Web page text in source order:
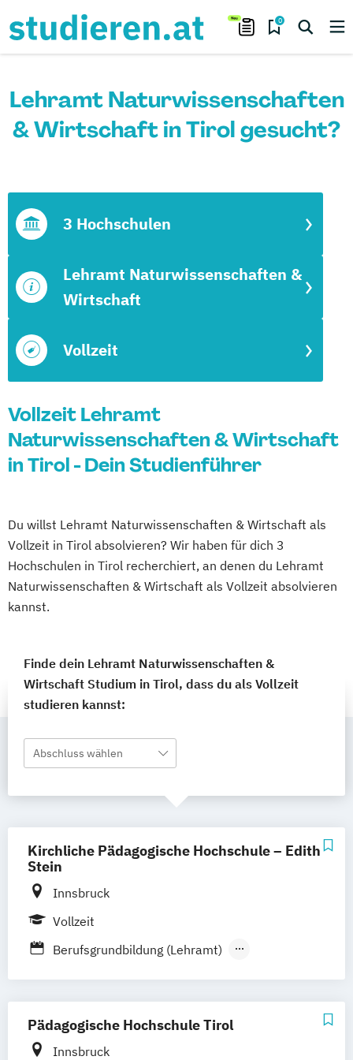
0
Lehramt Naturwissenschaften
& Wirtschaft in Tirol gesucht?
Vollzeit
Lehramt Naturwissenschaften &
Wirtschaft
3 Hochschulen
Vollzeit Lehramt
Naturwissenschaften & Wirtschaft
in Tirol - Dein Studienführer
Du willst Lehramt Naturwissenschaften & Wirtschaft als
Vollzeit in Tirol absolvieren? Wir haben für dich 3
Hochschulen in Tirol recherchiert, an denen du Lehramt
Naturwissenschaften & Wirtschaft als Vollzeit absolvieren
kannst.
Finde dein Lehramt Naturwissenschaften &
Wirtschaft Studium in Tirol, dass du als Vollzeit
studieren kannst:
Abschluss wählen
Kirchliche Pädagogische Hochschule – Edith
Stein
Innsbruck
Vollzeit
Berufsgrundbildung (Lehramt)
Berufsgrundbildung Technik (Lehramt)
Berufsorientierung/Lebenskunde (Lehramt)
Pädagogische Hochschule Tirol
Innsbruck